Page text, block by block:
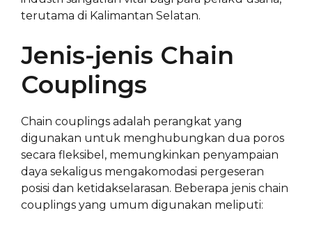
terutama di Kalimantan Selatan.
Jenis-jenis Chain
Couplings
Chain couplings adalah perangkat yang
digunakan untuk menghubungkan dua poros
secara fleksibel, memungkinkan penyampaian
daya sekaligus mengakomodasi pergeseran
posisi dan ketidakselarasan. Beberapa jenis chain
couplings yang umum digunakan meliputi: